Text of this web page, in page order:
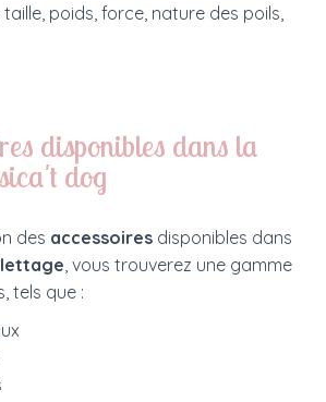
taille, poids, force, nature des poils,
disponibles dans la
dog
des accessoires disponibles dans
, vous trouverez une gamme
tels que :